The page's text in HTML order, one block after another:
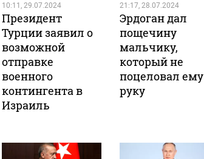
10:11, 29.07.2024
Президент
Турции заявил о
возможной
отправке
военного
контингента в
Израиль
21:17, 28.07.2024
Эрдоган дал
пощечину
мальчику,
который не
поцеловал ему
руку